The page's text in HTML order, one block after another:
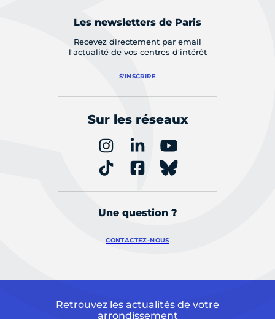
Les newsletters de Paris
Recevez directement par email
l'actualité de vos centres d'intérêt
S'INSCRIRE
Sur les réseaux
Une question ?
CONTACTEZ-NOUS
Retrouvez les actualités de votre
arrondissement